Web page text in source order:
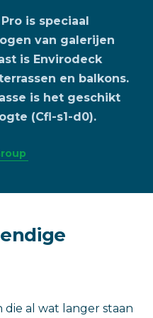
is speciaal
van galerijen
is Envirodeck
en balkons.
is het geschikt
(Cfl-s1-d0).
al wat langer staan